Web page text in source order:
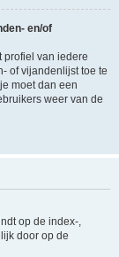
en/of
profiel van iedere
of vijandenlijst toe te
moet dan een
weer van de
op de index-,
door op de